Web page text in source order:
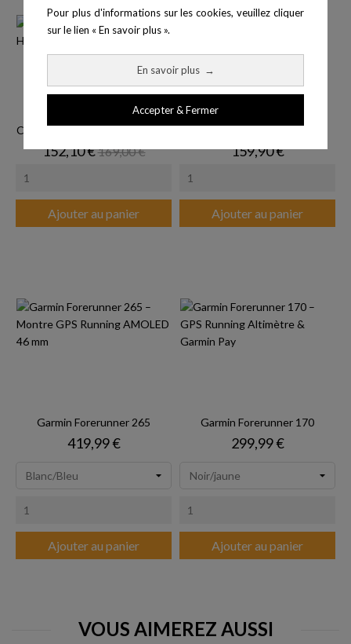
Pour plus d'informations sur les cookies, veuillez cliquer
sur le lien « En savoir plus ».
En savoir plus →
Accepter & Fermer
Ceinture à mémoire Mooky HR5
Prix
152,10 €Prix de base
169,00 €
Ajouter au panier
Polar Unite - Blanche
Prix
159,90 €
Ajouter au panier
Garmin Forerunner 265
Prix
419,99 €
Ajouter au panier
Garmin Forerunner 170
Prix
299,99 €
Ajouter au panier
VOUS AIMEREZ AUSSI